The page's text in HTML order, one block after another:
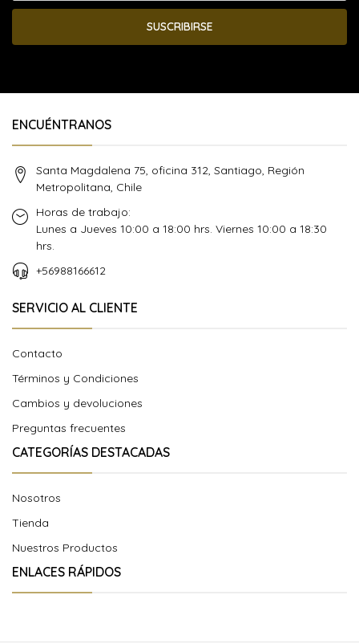
SUSCRIBIRSE
ENCUÉNTRANOS
Santa Magdalena 75, oficina 312, Santiago, Región
Metropolitana, Chile
Horas de trabajo:
Lunes a Jueves 10:00 a 18:00 hrs. Viernes 10:00 a 18:30
hrs.
+56988166612
SERVICIO AL CLIENTE
Contacto
Términos y Condiciones
Cambios y devoluciones
Preguntas frecuentes
CATEGORÍAS DESTACADAS
Nosotros
Tienda
Nuestros Productos
ENLACES RÁPIDOS